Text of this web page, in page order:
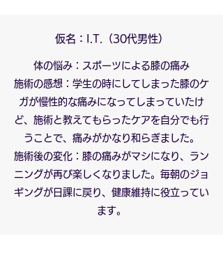
仮名：I.T.（30代男性）
体の悩み：スポーツによる膝の痛み
施術の感想：学生の時にしてしまった膝のケ
ガが慢性的な痛みになってしまっていたけ
ど、施術と教えてもらったケアを自分でも行
うことで、痛みがかなり和らぎました。
施術後の変化：膝の痛みがマシになり、ラン
ニングが再び楽しくなりました。毎朝のジョ
ギングが日課に戻り、健康維持に役立ってい
ます。